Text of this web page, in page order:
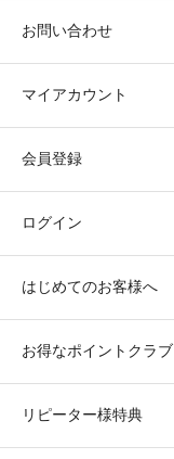
お問い合わせ
マイアカウント
会員登録
ログイン
はじめてのお客様へ
お得なポイントクラブ
リピーター様特典